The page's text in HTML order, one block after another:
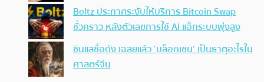
Boltz ประกาศระงับให้บริการ Bitcoin Swap
ชั่วคราว หลังตัวเลขการใช้ AI แฮ็กระบบพุ่งสูง
ซินแสชื่อดัง เฉลยแล้ว ‘บล็อกเชน’ เป็นธาตุอะไรใน
ศาสตร์จีน